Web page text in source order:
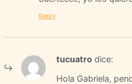
Reply
tucuatro dice:
Hola Gabriela,